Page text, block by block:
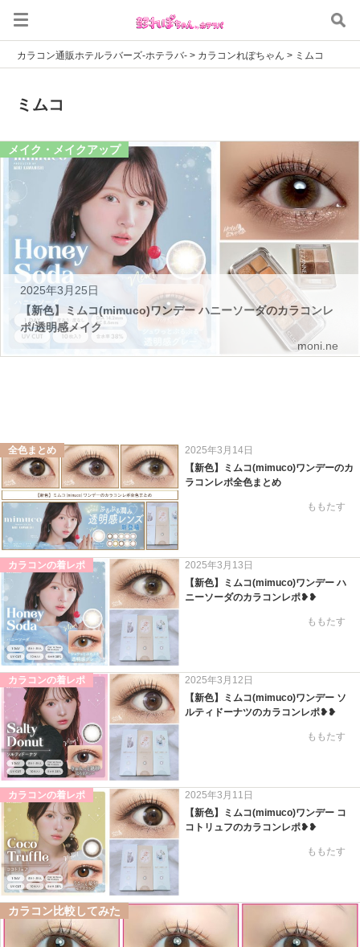
カラコン通販ホテルラバーズ-ホテラバ- > カラコンれぽちゃん > ミムコ
ミムコ
メイク・メイクアップ
2025年3月25日
【新色】ミムコ(mimuco)ワンデー ハニーソーダのカラコンレ
ポ/透明感メイク
moni.ne
全色まとめ
2025年3月14日
【新色】ミムコ(mimuco)ワンデーのカ
ラコンレポ全色まとめ
ももたす
カラコンの着レポ
2025年3月13日
【新色】ミムコ(mimuco)ワンデー ハ
ニーソーダのカラコンレポ❥❥
ももたす
カラコンの着レポ
2025年3月12日
【新色】ミムコ(mimuco)ワンデー ソ
ルティドーナツのカラコンレポ❥❥
ももたす
カラコンの着レポ
2025年3月11日
【新色】ミムコ(mimuco)ワンデー コ
コトリュフのカラコンレポ❥❥
ももたす
カラコン比較してみた